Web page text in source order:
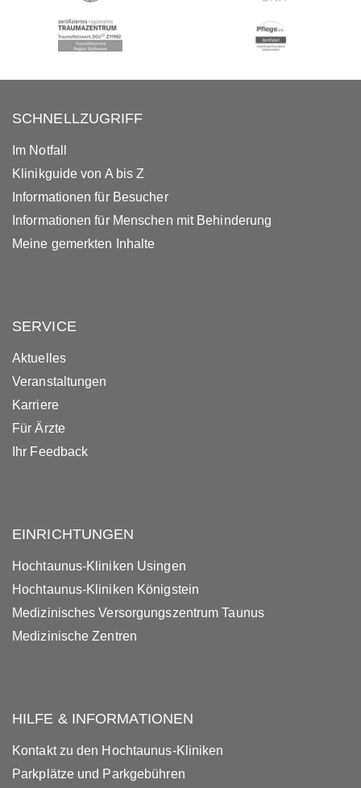
SCHNELLZUGRIFF
Im Notfall
Klinikguide von A bis Z
Informationen für Besucher
Informationen für Menschen mit Behinderung
Meine gemerkten Inhalte
SERVICE
Aktuelles
Veranstaltungen
Karriere
Für Ärzte
Ihr Feedback
EINRICHTUNGEN
Hochtaunus-Kliniken Usingen
Hochtaunus-Kliniken Königstein
Medizinisches Versorgungszentrum Taunus
Medizinische Zentren
HILFE & INFORMATIONEN
Kontakt zu den Hochtaunus-Kliniken
Parkplätze und Parkgebühren